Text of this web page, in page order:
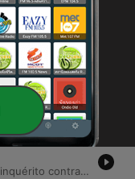
O episódio analisa a definição das chapas para as próximas eleições, com foco no anúncio de Alfredo Gaspar como vice de Flávio Bolsonaro e o impacto estratégico de sua experiência em segurança pública e presença no Nordeste. O debate aborda a importância da competência técnica sobre narrativas identitárias na composição política. A discussão avança para investigações envolvendo repasses financeiros ao chefe de gabinete do governo Lula e as implicações políticas de encontros privados entre o ministro Alexandre de Moraes, o presidente Lula e o presidente do Senado. O programa encerra abordando a crise de credibilidade do Judiciário e as recentes tensões diplomáticas entre Brasil e Estados Unidos.
de Moraes
O episódio aborda a abertura de um novo inquérito contra o filho do presidente Lula, investigando crimes de tráfico de influência e possíveis irregularidades em agendas oficiais. Os apresentadores debatem as distinções jurídicas entre lobby e corrupção, além da percepção de seletividade no garantismo penal e a tensão institucional entre o STF e o TSE. A discussão avança para críticas à cobertura midiática, ao uso de inteligência artificial para suavizar notícias e às mudanças na identidade política da esquerda e direita no Brasil. O programa encerra analisando o cenário do mercado financeiro, as implicações das investigações sobre o patrimônio político e os impactos das pesquisas eleitorais no cenário nacional.